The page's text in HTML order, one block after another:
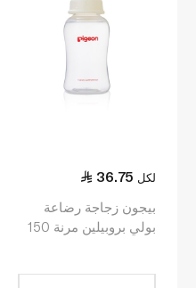
36.75 لكل
بيجون زجاجة رضاعة
بولي بروبيلين مرنة 150